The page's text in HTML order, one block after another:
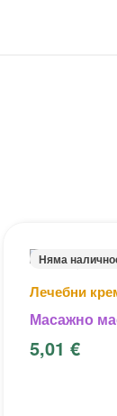
Няма
Лечебни
Масажно
5,01 €